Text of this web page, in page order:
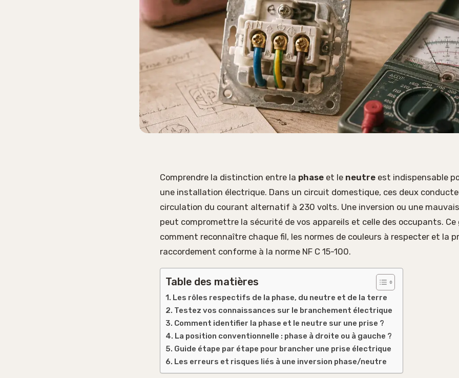
Comprendre la distinction entre la phase et le neutre est indispensable
une installation électrique. Dans un circuit domestique, ces deux
circulation du courant alternatif à 230 volts. Une inversion ou une
peut compromettre la sécurité de vos appareils et celle des occupants.
comment reconnaître chaque fil, les normes de couleurs à respecter et la
raccordement conforme à la norme NF C 15-100.
Table des matières
Les rôles respectifs de la phase, du neutre et de la terre
Testez vos connaissances sur le branchement électrique
Comment identifier la phase et le neutre sur une prise ?
La position conventionnelle : phase à droite ou à gauche ?
Guide étape par étape pour brancher une prise électrique
Les erreurs et risques liés à une inversion phase/neutre